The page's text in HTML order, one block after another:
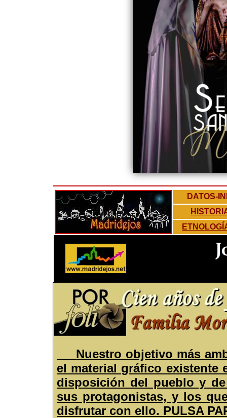
DATOS-
Nuestro objetivo más
el material gráfico existente
disposición del pueblo y
sus protagonistas, y los
disfrutar con ello. PULSA